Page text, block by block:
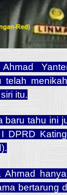
telah
itu.
baru tahu ini
DPRD
Ahmad
bertarung